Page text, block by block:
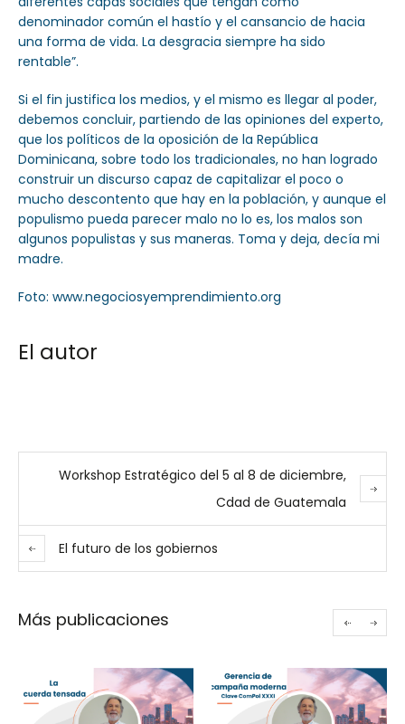
denominador común el hastío y el cansancio de hacia
una forma de vida. La desgracia siempre ha sido
rentable”.
Si el fin justifica los medios, y el mismo es llegar al poder,
debemos concluir, partiendo de las opiniones del experto,
que los políticos de la oposición de la República
Dominicana, sobre todo los tradicionales, no han logrado
construir un discurso capaz de capitalizar el poco o
mucho descontento que hay en la población, y aunque el
populismo pueda parecer malo no lo es, los malos son
algunos populistas y sus maneras. Toma y deja, decía mi
madre.
Foto: www.negociosyemprendimiento.org
El autor
Workshop Estratégico del 5 al 8 de diciembre,
Cdad de Guatemala
El futuro de los gobiernos
Más publicaciones